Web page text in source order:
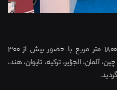
این رویداد در فضای نزدیک به ۱۸۰۰۰ متر مربع با حضور بیش از ۳۰۰
الجزایر، ترکیه، تایوان، هند،